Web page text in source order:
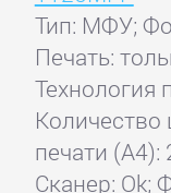
Тип: МФУ;
Печать:
Технология
Количество
печати (А4):
Сканер: Ok;